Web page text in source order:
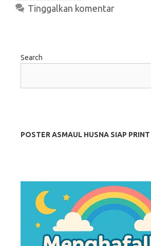
Tinggalkan komentar
Search
POSTER ASMAUL HUSNA SIAP PRINT